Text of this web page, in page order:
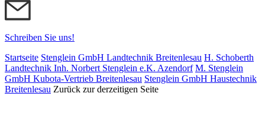
Schreiben Sie uns!
Startseite Stenglein GmbH Landtechnik Breitenlesau H. Schoberth
Land­tech­nik Inh. Norbert Stenglein e.K. Azendorf M. Stenglein
GmbH Kubota-Vertrieb Breitenlesau Stenglein GmbH Haustechnik
Breitenlesau Zurück zur derzeitigen Seite